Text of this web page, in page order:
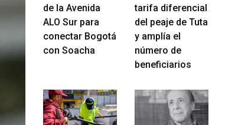
de la Avenida
ALO Sur para
conectar Bogotá
con Soacha
tarifa diferencial
del peaje de Tuta
y amplía el
número de
beneficiarios